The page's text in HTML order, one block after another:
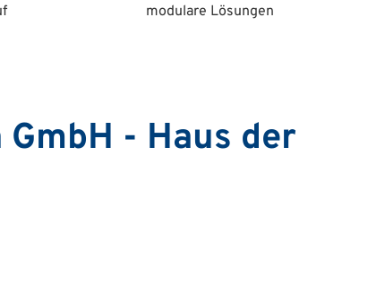
modulare Lösungen
- Haus der